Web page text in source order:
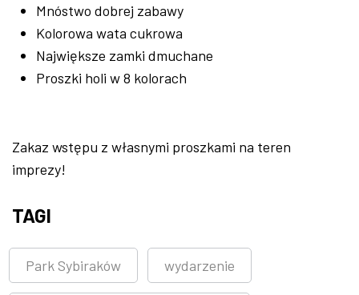
Mnóstwo dobrej zabawy
Kolorowa wata cukrowa
Największe zamki dmuchane
Proszki holi w 8 kolorach
Zakaz wstępu z własnymi proszkami na teren
imprezy!
TAGI
Park Sybiraków wydarzenie